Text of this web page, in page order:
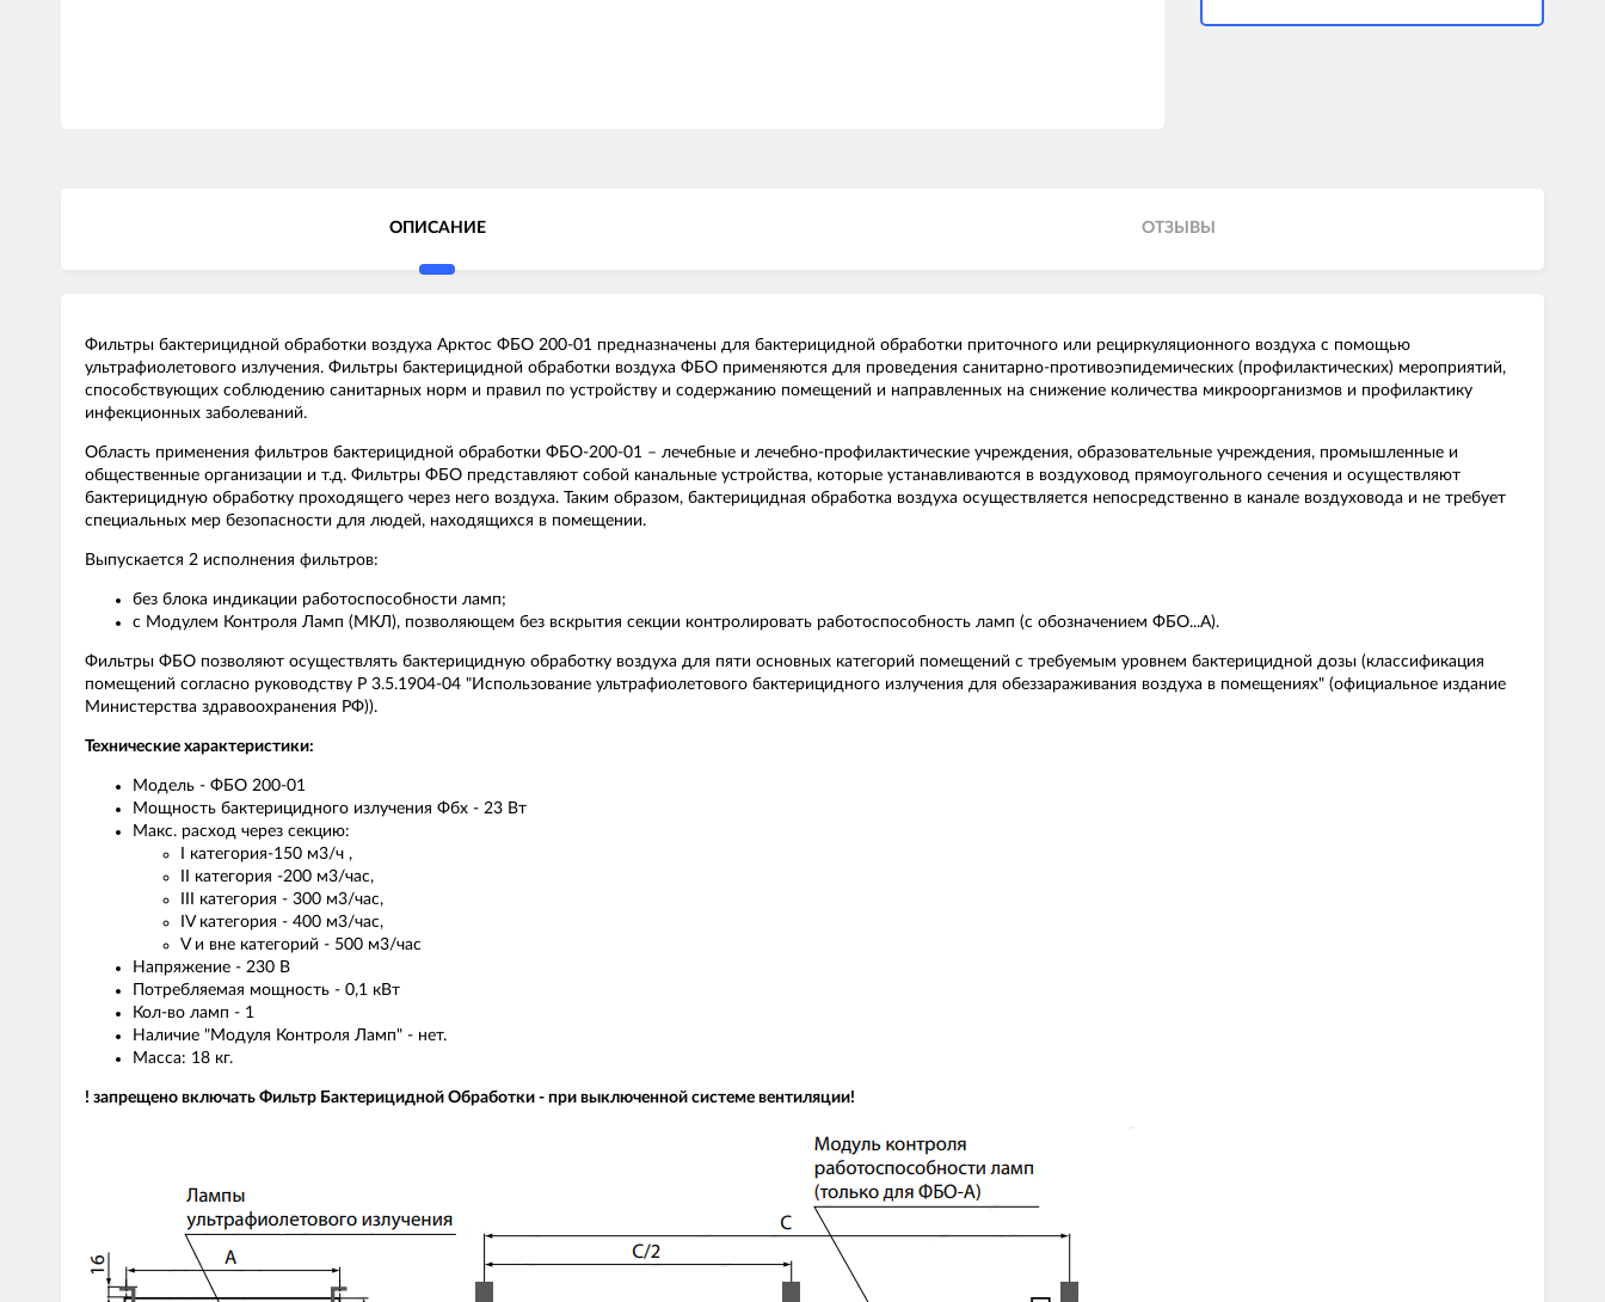
ОПИСАНИЕ ОТЗЫВЫ
Фильтры бактерицидной обработки воздуха Арктос ФБО 200-01 предназначены для бактерицидной обработки приточного или рециркуляционного воздуха с помощью
ультрафиолетового излучения. Фильтры бактерицидной обработки воздуха ФБО применяются для проведения санитарно-противоэпидемических (профилактических) мероприятий,
способствующих соблюдению санитарных норм и правил по устройству и содержанию помещений и направленных на снижение количества микроорганизмов и профилактику
инфекционных заболеваний.
Область применения фильтров бактерицидной обработки ФБО-200-01 – лечебные и лечебно-профилактические учреждения, образовательные учреждения, промышленные и
общественные организации и т.д. Фильтры ФБО представляют собой канальные устройства, которые устанавливаются в воздуховод прямоугольного сечения и осуществляют
бактерицидную обработку проходящего через него воздуха. Таким образом, бактерицидная обработка воздуха осуществляется непосредственно в канале воздуховода и не требует
специальных мер безопасности для людей, находящихся в помещении.
Выпускается 2 исполнения фильтров:
без блока индикации работоспособности ламп;
с Модулем Контроля Ламп (МКЛ), позволяющем без вскрытия секции контролировать работоспособность ламп (с обозначением ФБО...А).
Фильтры ФБО позволяют осуществлять бактерицидную обработку воздуха для пяти основных категорий помещений с требуемым уровнем бактерицидной дозы (классификация
помещений согласно руководству Р 3.5.1904-04 "Использование ультрафиолетового бактерицидного излучения для обеззараживания воздуха в помещениях" (официальное издание
Министерства здравоохранения РФ)).
Технические характеристики:
Модель - ФБО 200-01
Мощность бактерицидного излучения Фбх - 23 Вт
Макс. расход через секцию:
I категория-150 м3/ч ,
II категория -200 м3/час,
III категория - 300 м3/час,
IV категория - 400 м3/час,
V и вне категорий - 500 м3/час
Напряжение - 230 B
Потребляемая мощность - 0,1 кВт
Кол-во ламп - 1
Наличие "Модуля Контроля Ламп" - нет.
Масса: 18 кг.
! запрещено включать Фильтр Бактерицидной Обработки - при выключенной системе вентиляции!